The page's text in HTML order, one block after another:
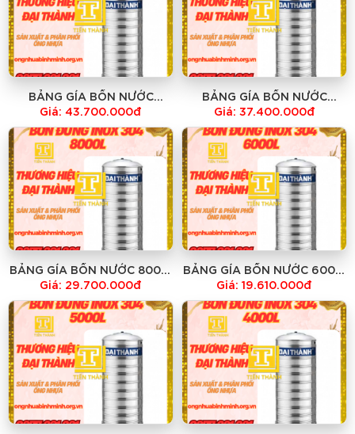
BẢNG GÍA BỒN NƯỚC
12000l ĐỨNG INOX 304 BH
12 NĂM
Giá: 43.700.000đ
BẢNG GÍA BỒN NƯỚC
10000l ĐỨNG INOX 304 BH
12 NĂM
Giá: 37.400.000đ
BẢNG GÍA BỒN NƯỚC 8000l
ĐỨNG INOX 304 BH 12 NĂM
Giá: 29.700.000đ
BẢNG GÍA BỒN NƯỚC 6000l
ĐỨNG INOX 304 BH 12 NĂM
Giá: 19.610.000đ